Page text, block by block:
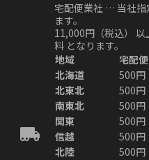
宅配便業社 … 当社指
ます。
11,000円（税込）
以
料 となります。
地域
宅配便
北海道
500円
北東北
500円
南東北
500円
関東
500円
信越
500円
北陸
500円